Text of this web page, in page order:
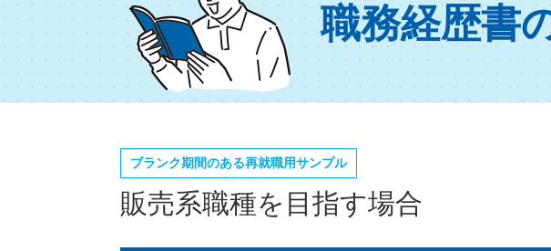
職務経歴書
ブランク期間のある再就職用サンプル
販売系職種を目指す場合